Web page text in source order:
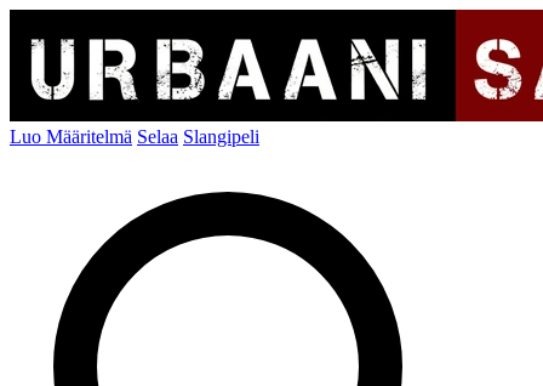
Luo Määritelmä Selaa Slangipeli